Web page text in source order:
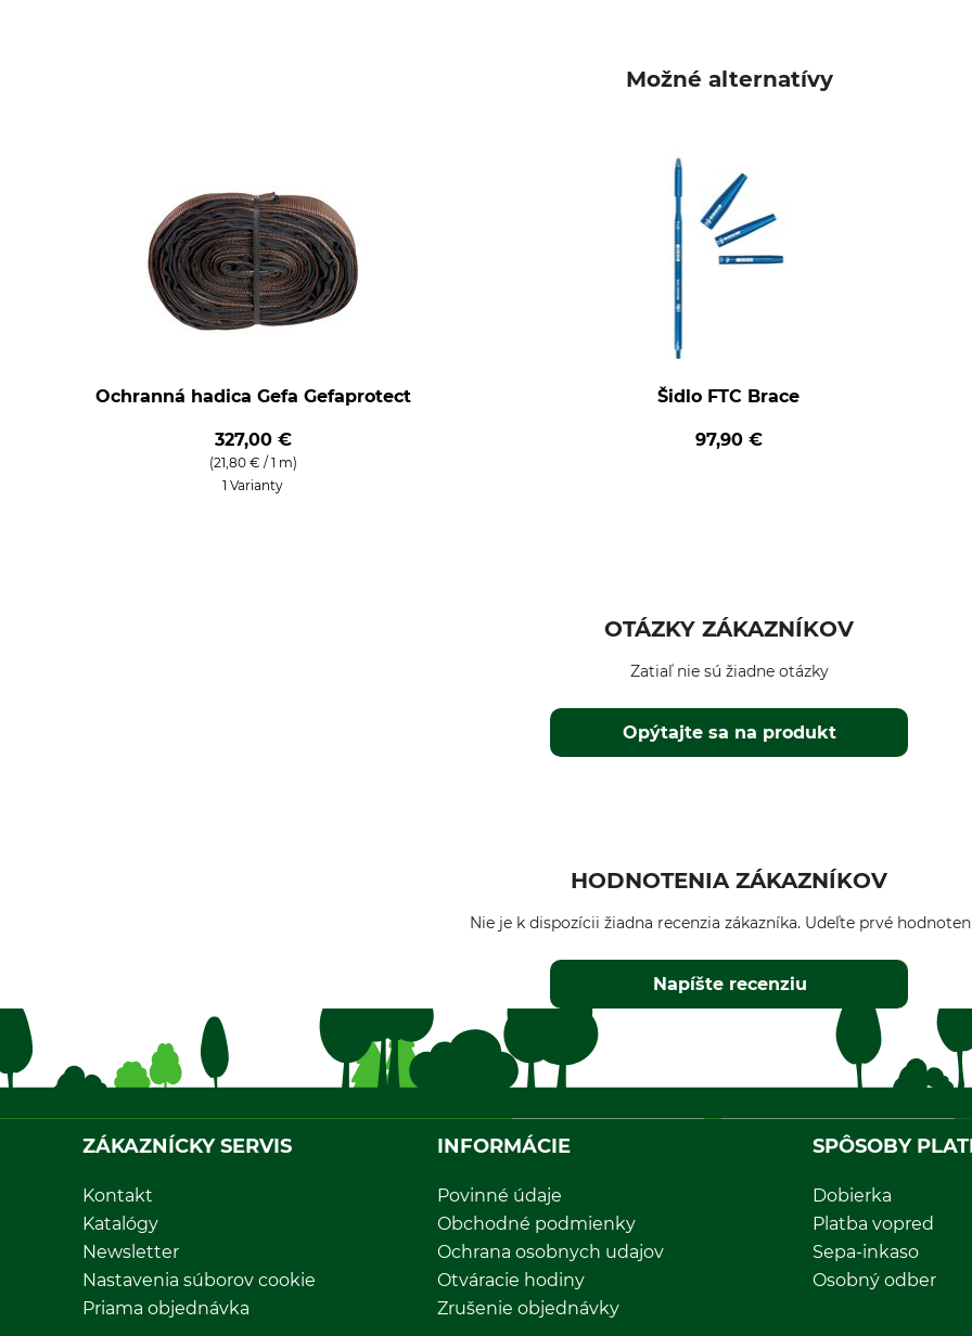
Možné alternatívy
Ochranná hadica Gefa Gefaprotect
327,00 €
(21,80 € / 1 m)
1 Varianty
Šidlo FTC Brace
97,90 €
OTÁZKY ZÁKAZNÍKOV
Opýtajte sa na produkt
Zatiaľ nie sú žiadne otázky
HODNOTENIA ZÁKAZNÍKOV
Nie je k dispozícii žiadna recenzia zákazníka. Udeľte prvé
Napíšte recenziu
ZÁKAZNÍCKY SERVIS
Kontakt
Katalógy
Newsletter
Nastavenia súborov cookie
Priama objednávka
INFORMÁCIE
Povinné údaje
Obchodné podmienky
Ochrana osobnych udajov
Otváracie hodiny
Zrušenie objednávky
SPÔSOBY
Dobierka
Platba vopred
Sepa-inkaso
Osobný odber